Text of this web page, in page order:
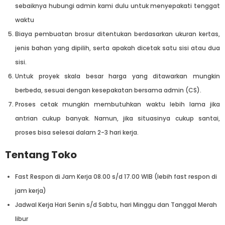
sebaiknya hubungi admin kami dulu untuk menyepakati tenggat
waktu
Biaya pembuatan brosur ditentukan berdasarkan ukuran kertas,
jenis bahan yang dipilih, serta apakah dicetak satu sisi atau dua
sisi.
Untuk proyek skala besar harga yang ditawarkan mungkin
berbeda, sesuai dengan kesepakatan bersama admin (CS).
Proses cetak mungkin membutuhkan waktu lebih lama jika
antrian cukup banyak. Namun, jika situasinya cukup santai,
proses bisa selesai dalam 2-3 hari kerja.
Tentang Toko
Fast Respon di Jam Kerja 08.00 s/d 17.00 WIB (lebih fast respon di
jam kerja)
Jadwal Kerja Hari Senin s/d Sabtu, hari Minggu dan Tanggal Merah
libur